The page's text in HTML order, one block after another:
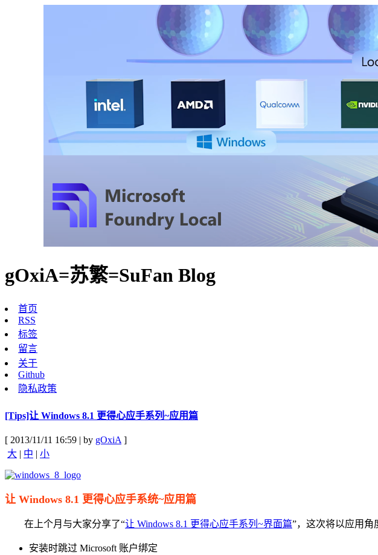
gOxiA=苏繁=SuFan Blog
首页
RSS
标签
留言
关于
Github
隐私政策
[Tips]让 Windows 8.1 更得心应手系列~应用篇
[ 2013/11/11 16:59 | by gOxiA]
大 | 中 | 小
让 Windows 8.1 更得心应手系统~应用篇
在上个月与大家分享了“让 Windows 8.1 更得心应手系列~界面篇”，这次将以应用角
安装时跳过 Microsoft 账户绑定